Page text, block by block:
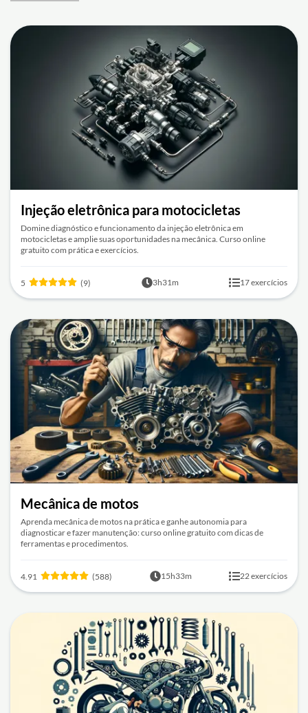
Injeção eletrônica para motocicletas
Domine diagnóstico e funcionamento da injeção eletrônica em
motocicletas e amplie suas oportunidades na mecânica. Curso online
gratuito com prática e exercícios.
5 (9) 3h31m 17 exercícios
Mecânica de motos
Aprenda mecânica de motos na prática e ganhe autonomia para
diagnosticar e fazer manutenção: curso online gratuito com dicas de
ferramentas e procedimentos.
4.91 (588) 15h33m 22 exercícios